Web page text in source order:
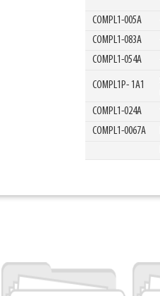
COMPL1-005A
COMPL1-083A
COMPL1-054A
COMPL1P- 1A1
COMPL1-024A
COMPL1-0067A